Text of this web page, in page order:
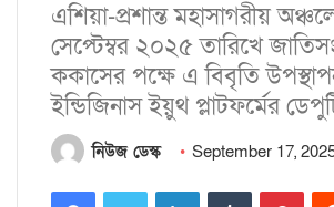
এশিয়া-প্রশান্ত মহাসাগরীয়
সেপ্টেম্বর ২০২৫ তারিখে
ককাসের পক্ষে এ বিবৃতি
ইন্ডিজিনাস ইয়ুথ প্লাটফর্মের
নিউজ ডেস্ক September 17,